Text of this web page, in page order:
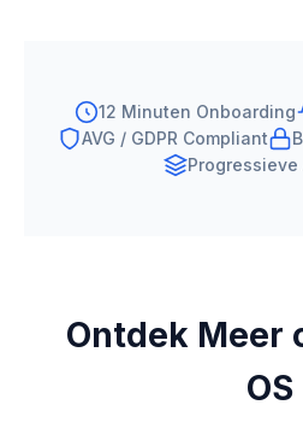
12 Minuten Onboarding
AVG / GDPR Compliant
Progressieve
Ontdek Meer
OS